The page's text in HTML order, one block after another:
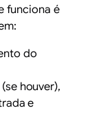
funciona é
do
houver),
e